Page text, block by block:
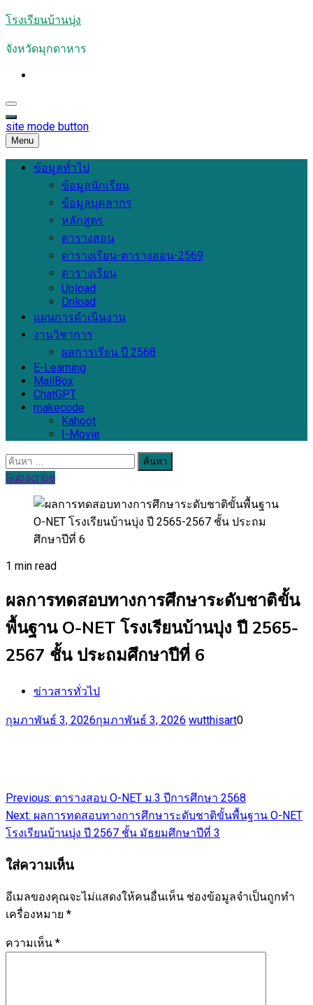
Skip
content
โรงเรียนบ้านบุ่ง
จังหวัดมุกดาหาร
site mode button
Menu
ข้อมูลทั่วไป
ข้อมูลนักเรียน
ข้อมูลบุคลากร
หลักสูตร
ตารางสอน
ตารางเรียน-ตารางสอน-2569
ตารางเรียน
Upload
Dnload
แผนการดำเนินงาน
งานวิชาการ
ผลการเรียน ปี 2568
E-Learning
MailBox
ChatGPT
makecode
Kahoot
I-Movie
ค้นหา
สำหรับ:
Subscribe
1 min read
ผลการทดสอบทางการศึกษาระดับชาติขั้น
พื้นฐาน O-NET โรงเรียนบ้านบุ่ง ปี 2565-
2567 ชั้น ประถมศึกษาปีที่ 6
ข่าวสารทั่วไป
กุมภาพันธ์ 3, 2026กุมภาพันธ์ 3, 2026 wutthisart0
แนะแนว
เรื่อง
Previous: ตารางสอบ O-NET ม.3 ปีการศึกษา 2568
Next: ผลการทดสอบทางการศึกษาระดับชาติขั้นพื้นฐาน O-NET
โรงเรียนบ้านบุ่ง ปี 2567 ชั้น มัธยมศึกษาปีที่ 3
ใส่ความเห็น
อีเมลของคุณจะไม่แสดงให้คนอื่นเห็น ช่องข้อมูลจำเป็นถูกทำ
เครื่องหมาย *
ความเห็น *